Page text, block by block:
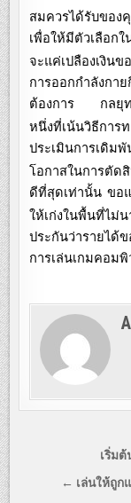
สมควรได้รับของ
เพื่อให้มีตัวเลือก
จะแค่เปลืองเงินข
การออกกำลังกา
ต้องการ
กลยุ
หนึ่งที่เน้นวิธีการ
ประเมินการเดิม
โอกาสในการตัด
ดีที่สุดเท่านั้น ขอ
ให้เก่งในพื้นที่ไม่
ประกันว่ารายได้
การเล่นเกมคอมพิ
เริ่ม
← เล่นให้ถูก